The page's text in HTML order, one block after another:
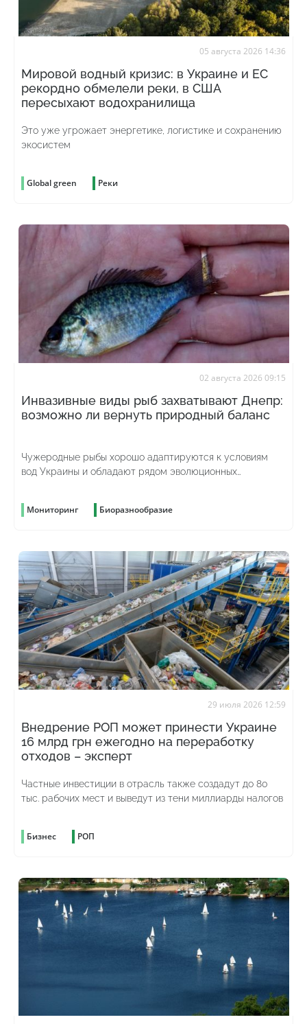
05 августа 2026 14:36
Мировой водный кризис: в Украине и ЕС
рекордно обмелели реки, в США
пересыхают водохранилища
Это уже угрожает энергетике, логистике и сохранению
экосистем
Global green Реки
02 августа 2026 09:15
Инвазивные виды рыб захватывают Днепр:
возможно ли вернуть природный баланс
Чужеродные рыбы хорошо адаптируются к условиям
вод Украины и обладают рядом эволюционных
Мониторинг Биоразнообразие
29 июля 2026 12:59
Внедрение РОП может принести Украине
16 млрд грн ежегодно на переработку
отходов – эксперт
Частные инвестиции в отрасль также создадут до 80
тыс. рабочих мест и выведут из тени миллиарды налогов
Бизнес РОП